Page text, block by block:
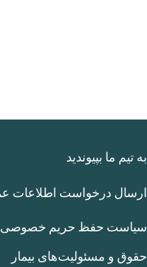
به تیم ما بپیوندید
ارسال درخواست اطلاعات
سیاست حفظ حریم خصوصی
حقوق و مسئولیت‌های بیمار